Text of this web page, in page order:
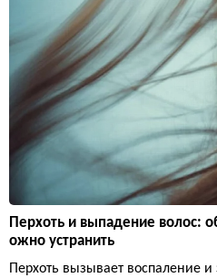
Перхоть и выпадение волос:
ожно устранить
Перхоть вызывает воспаление